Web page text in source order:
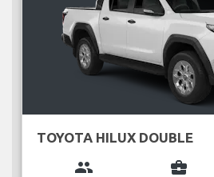
TOYOTA HILUX DOUBLE
group business_center